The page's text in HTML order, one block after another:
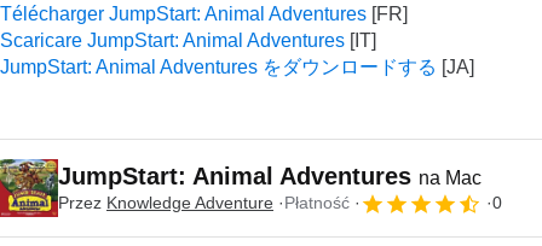
Télécharger JumpStart: Animal Adventures
Scaricare JumpStart: Animal Adventures
JumpStart: Animal Adventures をダウンロードする
JumpStart: Animal Adventures na Mac
Przez Knowledge Adventure Płatność 0